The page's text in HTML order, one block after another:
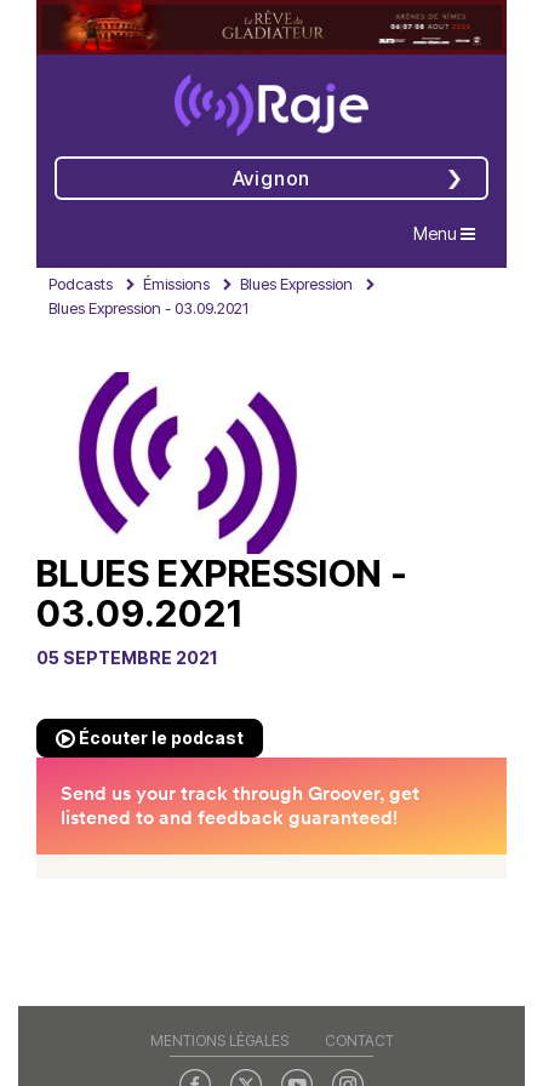
Avignon
Navigation
Menu
Podcasts Émissions
Blues Expression
Blues Expression - 03.09.2021
BLUES EXPRESSION -
03.09.2021
05 SEPTEMBRE 2021
Écouter le podcast
MENTIONS LÉGALES CONTACT